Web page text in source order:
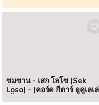
ซมซาน - เสก โลโซ (Sek
Loso) - (คอร์ด กีตาร์ อูคูเลเล่